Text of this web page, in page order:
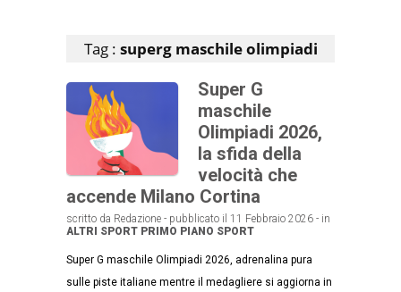
Tag : superg maschile olimpiadi
Super G
maschile
Olimpiadi 2026,
la sfida della
velocità che
accende Milano Cortina
scritto da Redazione - pubblicato il 11 Febbraio 2026 - in
ALTRI SPORT PRIMO PIANO SPORT
Super G maschile Olimpiadi 2026, adrenalina pura
sulle piste italiane mentre il medagliere si aggiorna in